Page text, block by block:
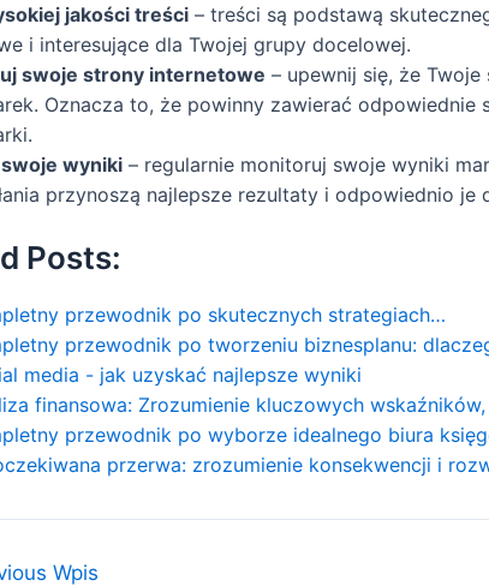
jakości treści – treści są podstawą
i interesujące dla Twojej grupy docelowej.
swoje strony internetowe – upewnij się, że
Oznacza to, że powinny zawierać
wyniki – regularnie monitoruj swoje wyniki
przynoszą najlepsze rezultaty i odpowiednio je
Posts:
przewodnik po skutecznych strategiach…
przewodnik po tworzeniu biznesplanu:
media - jak uzyskać najlepsze wyniki
finansowa: Zrozumienie kluczowych
przewodnik po wyborze idealnego biura
przerwa: zrozumienie konsekwencji i
Wpis